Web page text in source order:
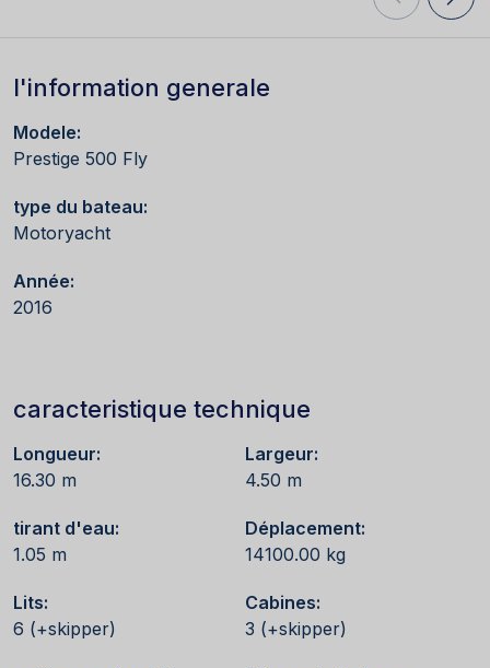
l'information generale
Modele:
Prestige 500 Fly
type du bateau:
Motoryacht
Année:
2016
caracteristique technique
Longueur:
16.30 m
Largeur:
4.50 m
tirant d'eau:
1.05 m
Déplacement:
14100.00 kg
Lits:
6 (+skipper)
Cabines:
3 (+skipper)